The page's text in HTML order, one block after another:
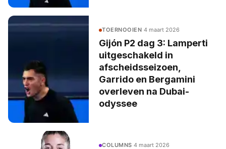
TOERNOOIEN·4 maart 2026
Gijón P2 dag 3: Lamperti
uitgeschakeld in
afscheidsseizoen,
Garrido en Bergamini
overleven na Dubai-
odyssee
COLUMNS·4 maart 2026